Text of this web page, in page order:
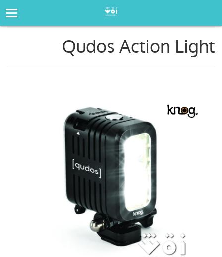
Qudos Action Light
Qudos Action Light